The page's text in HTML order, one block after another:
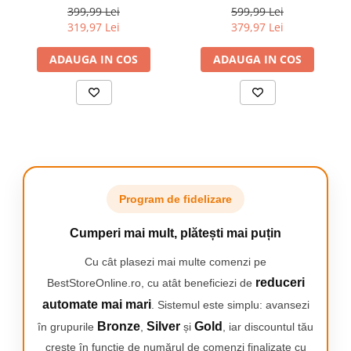
De ce să alegi dulapul textil
pliabil NewEvo?
accesoriile tale.
Design pliabil și ușor de mutat – ideal pentru dormitor,
cm, maner detasabil, invelis
antiaderent, Thermo-Signal,
inductie, argintiu
399,99 Lei
319,97 Lei
ADAUGA IN COS
invelis antiaderent
Titanium, indicator
temperatura Thermo-
Signal, maner detasabil,
rosu
599,99 Lei
379,97 Lei
ADAUGA IN COS
Program de fidelizare
Cumperi mai mult, plătești mai puțin
Cu cât plasezi mai multe comenzi pe
BestStoreOnline.ro, cu atât beneficiezi de reduceri
automate mai mari. Sistemul este simplu: avansezi
în grupurile Bronze Silver și Gold
, iar discountul tău
crește în funcție de numărul de comenzi finalizate cu